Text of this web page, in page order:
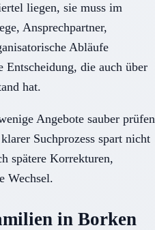
liegen, sie muss im
Ansprechpartner,
Abläufe
Entscheidung, die auch über
hat.
Angebote sauber prüfen
Suchprozess spart nicht
spätere Korrekturen,
Wechsel.
in Borken